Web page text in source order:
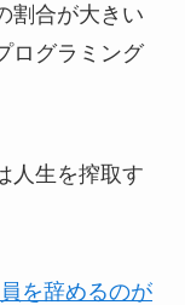
割合が大きい
ログラミング
人生を搾取す
を辞めるのが